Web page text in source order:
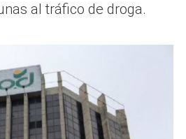
al tráfico de droga.